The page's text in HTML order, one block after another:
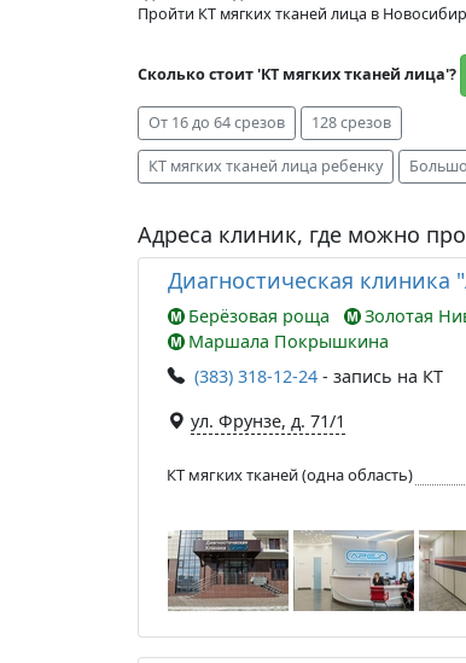
Пройти КТ мягких тканей лица в
Сколько стоит 'КТ мягких тканей лица'?
От 16 до 64 срезов 128 срезов
КТ мягких тканей лица ребенку
Адреса клиник, где можно
Диагностическая клиника
Берёзовая роща
Золотая
Маршала Покрышкина
(383) 318-12-24 - запись на КТ
ул. Фрунзе, д. 71/1
КТ мягких тканей (одна область)